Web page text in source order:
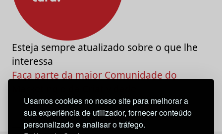
Usamos cookies no nosso site para melhorar a
sua experiência de utilizador, fornecer conteúdo
personalizado e analisar o tráfego.
Esteja sempre atualizado sobre o que lhe
interessa
Faça parte da maior Comunidade do